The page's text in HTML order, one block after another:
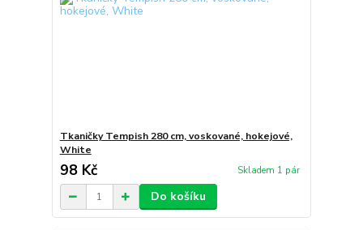
Tkaničky Tempish 280 cm, voskované, hokejové,
White
98 Kč Skladem 1 pár
Do košíku